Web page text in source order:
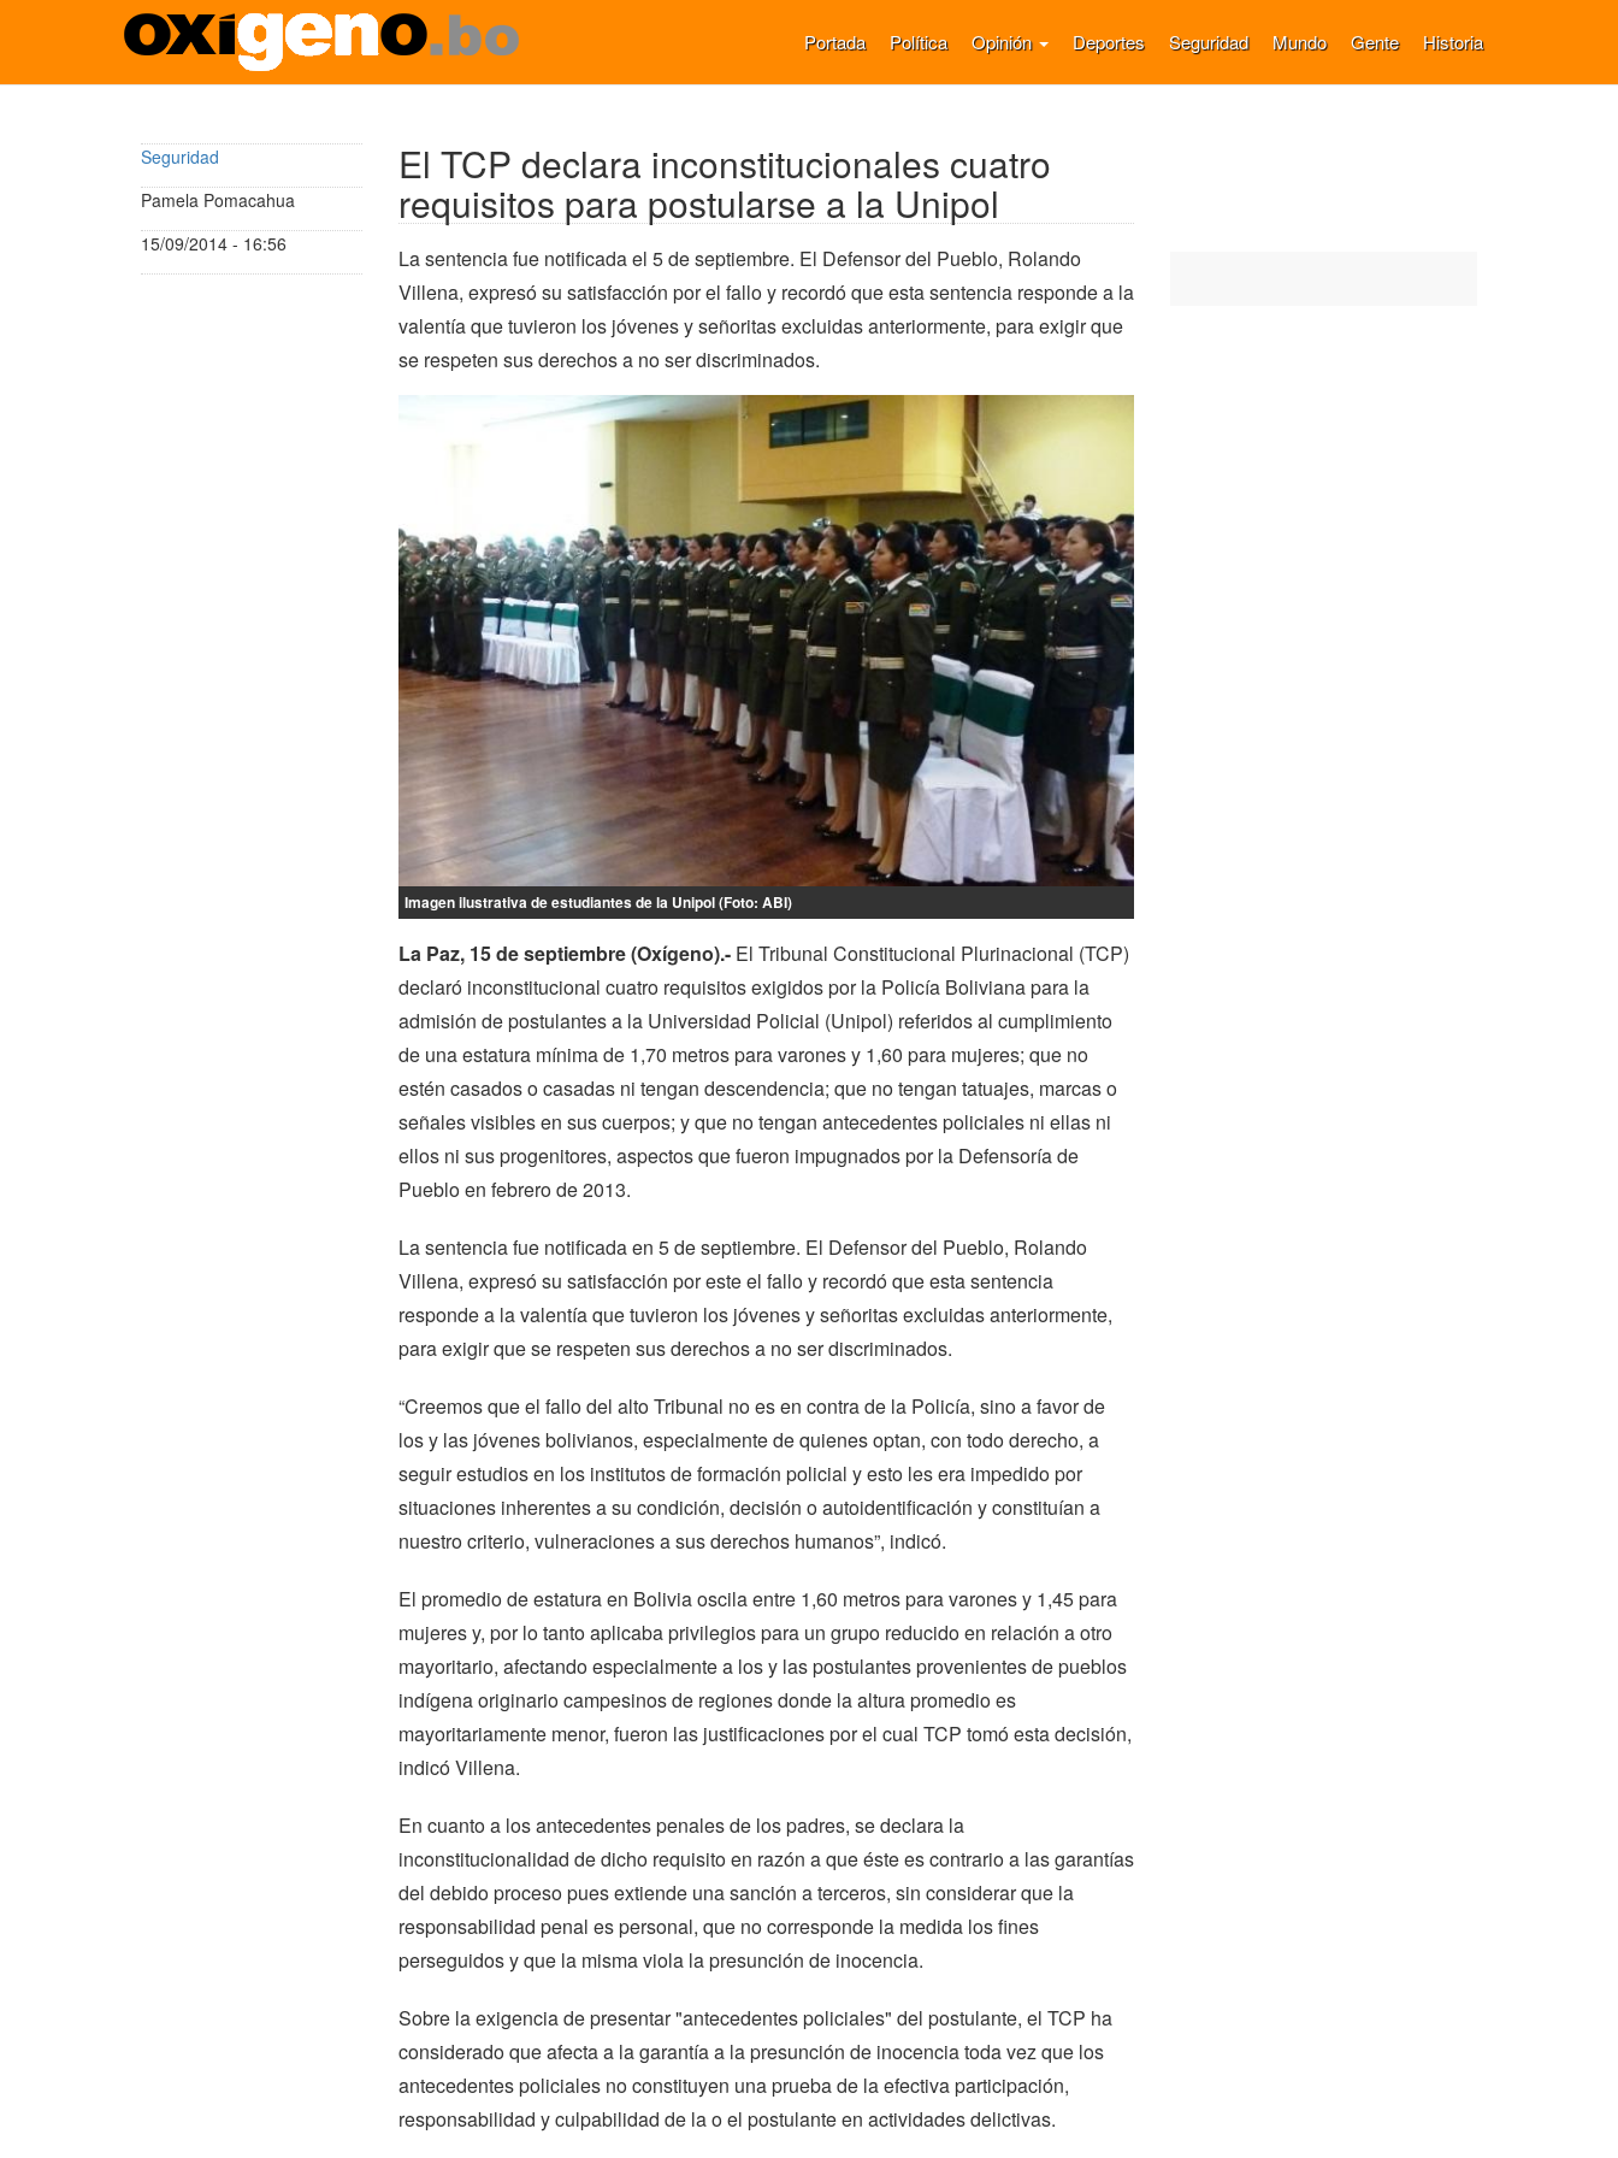
Pasar
Portada Política Opinión Deportes Seguridad Mundo Gente Historia
Seguridad
Pamela Pomacahua
15/09/2014 - 16:56
El TCP declara inconstitucionales cuatro
requisitos para postularse a la Unipol
La sentencia fue notificada el 5 de septiembre. El Defensor del Pueblo, Rolando
Villena, expresó su satisfacción por el fallo y recordó que esta sentencia responde a la
valentía que tuvieron los jóvenes y señoritas excluidas anteriormente, para exigir que
se respeten sus derechos a no ser discriminados.
Imagen ilustrativa de estudiantes de la Unipol (Foto: ABI)
La Paz, 15 de septiembre (Oxígeno).-El Tribunal Constitucional Plurinacional (TCP)
declaró inconstitucional cuatro requisitos exigidos por la Policía Boliviana para la
admisión de postulantes a la Universidad Policial (Unipol) referidos al cumplimiento
de una estatura mínima de 1,70 metros para varones y 1,60 para mujeres; que no
estén casados o casadas ni tengan descendencia; que no tengan tatuajes, marcas o
señales visibles en sus cuerpos; y que no tengan antecedentes policiales ni ellas ni
ellos ni sus progenitores, aspectos que fueron impugnados por la Defensoría de
Pueblo en febrero de 2013.
La sentencia fue notificada en 5 de septiembre. El Defensor del Pueblo, Rolando
Villena, expresó su satisfacción por este el fallo y recordó que esta sentencia
responde a la valentía que tuvieron los jóvenes y señoritas excluidas anteriormente,
para exigir que se respeten sus derechos a no ser discriminados.
“Creemos que el fallo del alto Tribunal no es en contra de la Policía, sino a favor de
los y las jóvenes bolivianos, especialmente de quienes optan, con todo derecho, a
seguir estudios en los institutos de formación policial y esto les era impedido por
situaciones inherentes a su condición, decisión o autoidentificación y constituían a
nuestro criterio, vulneraciones a sus derechos humanos”, indicó.
El promedio de estatura en Bolivia oscila entre 1,60 metros para varones y 1,45 para
mujeres y, por lo tanto aplicaba privilegios para un grupo reducido en relación a otro
mayoritario, afectando especialmente a los y las postulantes provenientes de pueblos
indígena originario campesinos de regiones donde la altura promedio es
mayoritariamente menor, fueron las justificaciones por el cual TCP tomó esta decisión,
indicó Villena.
En cuanto a los antecedentes penales de los padres, se declara la
inconstitucionalidad de dicho requisito en razón a que éste es contrario a las garantías
del debido proceso pues extiende una sanción a terceros, sin considerar que la
responsabilidad penal es personal, que no corresponde la medida los fines
perseguidos y que la misma viola la presunción de inocencia.
Sobre la exigencia de presentar "antecedentes policiales" del postulante, el TCP ha
considerado que afecta a la garantía a la presunción de inocencia toda vez que los
antecedentes policiales no constituyen una prueba de la efectiva participación,
responsabilidad y culpabilidad de la o el postulante en actividades delictivas.